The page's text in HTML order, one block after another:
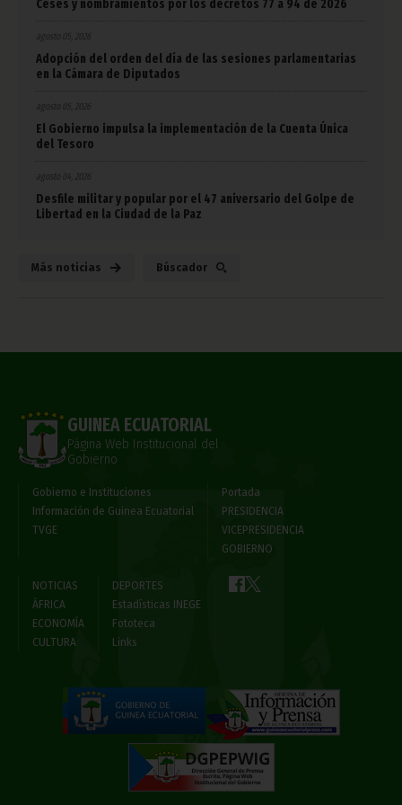
Ceses y nombramientos por los decretos 77 a 94 de 2026
Adopción del orden del día de las sesiones parlamentarias
en la Cámara de Diputados
El Gobierno impulsa la implementación de la Cuenta Única
del Tesoro
agosto 04, 2026
Desfile militar y popular por el 47 aniversario del Golpe de
Libertad en la Ciudad de la Paz
Más noticias Búscador
GUINEA ECUATORIAL
Página Web Institucional del
Gobierno
Gobierno e Instituciones
Información de Guinea Ecuatorial
TVGE
Portada
PRESIDENCIA
VICEPRESIDENCIA
GOBIERNO
NOTICIAS
ÁFRICA
ECONOMÍA
CULTURA
DEPORTES
Estadísticas INEGE
Fototeca
Links